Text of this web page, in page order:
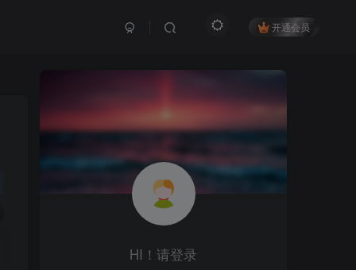
开通会员
HI！请登录